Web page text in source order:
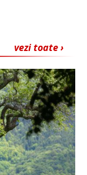
vezi toate ›